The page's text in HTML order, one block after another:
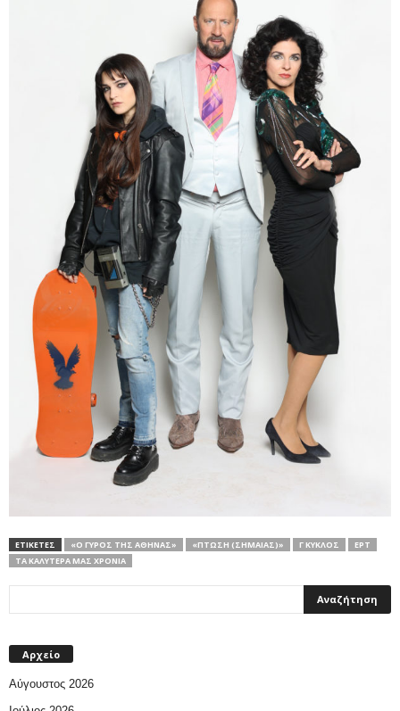
ΕΤΙΚΕΤΕΣ «Ο ΓΎΡΟΣ ΤΗΣ ΑΘΉΝΑΣ» «ΠΤΏΣΗ (ΣΗΜΑΊΑΣ)» Γ ΚΥΚΛΟΣ
ΕΡΤ
ΤΑ ΚΑΛΎΤΕΡΆ ΜΑΣ ΧΡΌΝΙΑ
Αρχείο
Αύγουστος 2026